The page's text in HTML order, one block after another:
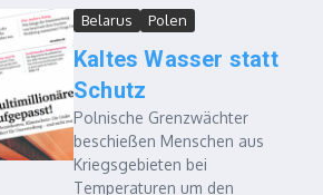
Belarus Polen
Kaltes Wasser statt
Schutz
Polnische Grenzwächter
beschießen Menschen aus
Kriegsgebieten bei
Temperaturen um den